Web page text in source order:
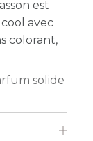
est
avec
colorant,
solide